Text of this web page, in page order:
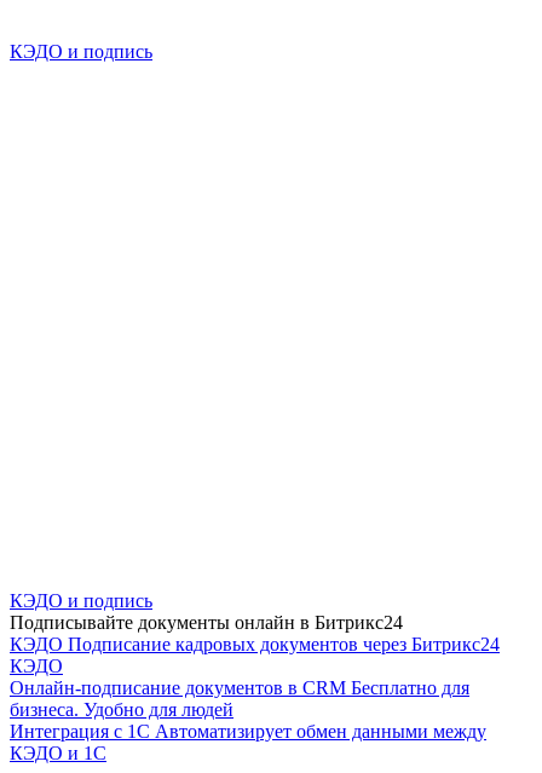
КЭДО и подпись
КЭДО и подпись
Подписывайте документы онлайн в Битрикс24
КЭДО Подписание кадровых документов через Битрикс24
КЭДО
Онлайн-подписание документов в CRM Бесплатно для
бизнеса. Удобно для людей
Интеграция с 1С Автоматизирует обмен данными между
КЭДО и 1С